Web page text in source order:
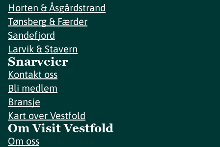
Horten & Åsgårdstrand
Tønsberg & Færder
Sandefjord
Larvik & Stavern
Snarveier
Kontakt oss
Bli medlem
Bransje
Kart over Vestfold
Om Visit Vestfold
Om oss